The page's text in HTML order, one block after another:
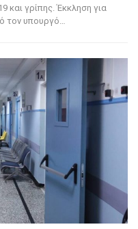
και γρίπης. Έκκληση για
τον υπουργό